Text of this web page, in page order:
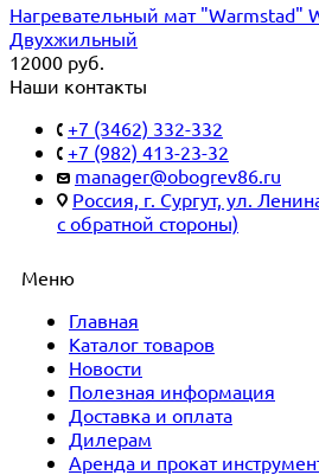
Нагревательный мат "Warmstad"
Двухжильный
12000 руб.
Наши контакты
+7 (3462) 332-332
+7 (982) 413-23-32
manager@obogrev86.ru
Россия, г. Сургут, ул.
с обратной стороны)
Меню
Главная
Каталог товаров
Новости
Полезная информация
Доставка и оплата
Дилерам
Аренда и прокат